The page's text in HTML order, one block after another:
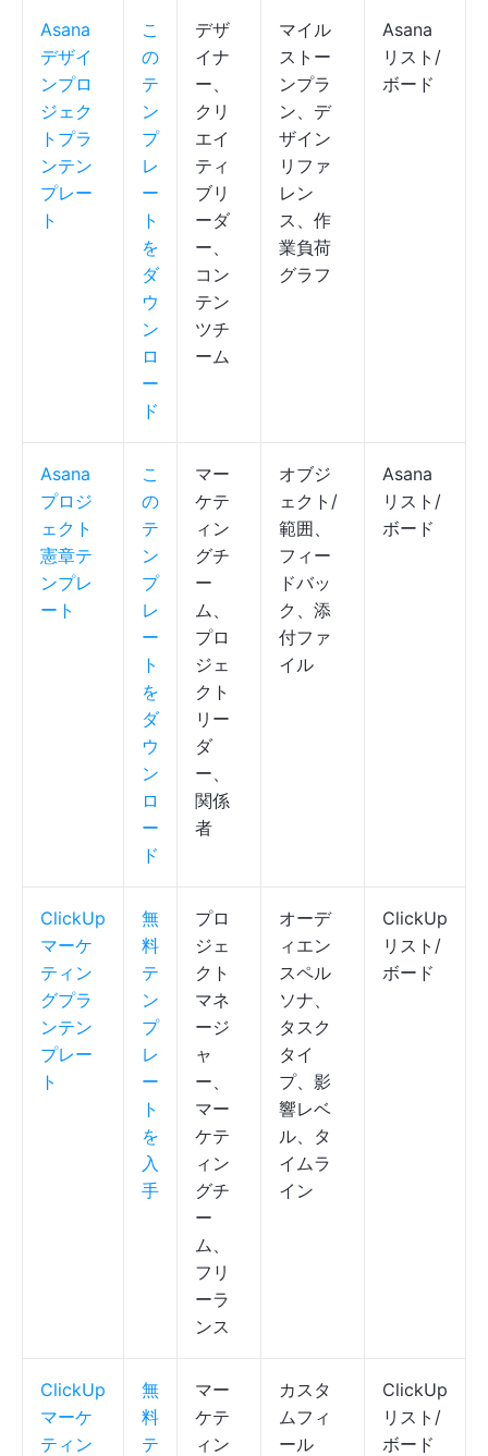
Asana
デザイ
ンプロ
ジェク
トプラ
ンテン
プレー
ト
こ
の
テ
ン
プ
レ
ー
ト
を
ダ
ウ
ン
ロ
ー
ド
デザ
イナ
ー、
クリ
エイ
ティ
ブリ
ーダ
ー、
コン
テン
ツチ
ーム
マイル
ストー
ンプラ
ン、デ
ザイン
リファ
レン
ス、作
業負荷
グラフ
Asana
リスト/
ボード
Asana
プロジ
ェクト
憲章テ
ンプレ
ート
こ
の
テ
ン
プ
レ
ー
ト
を
ダ
ウ
ン
ロ
ー
ド
マー
ケテ
ィン
グチ
ー
ム、
プロ
ジェ
クト
リー
ダ
ー、
関係
者
オブジ
ェクト/
範囲、
フィー
ドバッ
ク、添
付ファ
イル
Asana
リスト/
ボード
ClickUp
マーケ
ティン
グプラ
ンテン
プレー
ト
無
料
テ
ン
プ
レ
ー
ト
を
入
手
プロ
ジェ
クト
マネ
ージ
ャ
ー、
マー
ケテ
ィン
グチ
ー
ム、
フリ
ーラ
ンス
オーデ
ィエン
スペル
ソナ、
タスク
タイ
プ、影
響レベ
ル、タ
イムラ
イン
ClickUp
リスト/
ボード
ClickUp
マーケ
ティン
無
料
テ
マー
ケテ
ィン
カスタ
ムフィ
ール
ClickUp
リスト/
ボード